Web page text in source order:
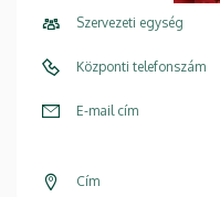
Szervezeti egység
Központi telefonszám
E-mail cím
Cím